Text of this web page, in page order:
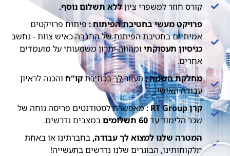
קורס חוזר למשפרי ציוןללא תשלום נוסף.
פרויקט מעשי בחטיבת הפיתוח :פיתוח פרויקטים
אמיתיים בחטיבת הפיתוח של החברה כאיש צוות - נחשב
כניסיון תעסוקתיומהווה יתרון משמעותי על מועמדים
אחרים.
מחלקת השמה :תעזור לך בכתיבתקו"חוהכנה לראיון
עבודה האישי .
קרן RT Group :
מאפשרת לסטודנטים פריסה נוחה של
שכר הלימוד עד60 תשלומים
במצבים נדרשים.
המטרה שלנו למצוא לך עבודה, בחברתינו או באחת
מלקוחותינו, הבוגרים שלנו נדרשים בתעשייה!